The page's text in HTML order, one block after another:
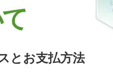
とお支払方法